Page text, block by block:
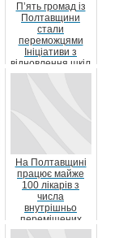
П’ять громад із
Полтавщини
стали
переможцями
Ініціативи з
відновлення шкіл
«DECIDE
На Полтавщині
працює майже
100 лікарів з
числа
внутрішньо
переміщених
осіб